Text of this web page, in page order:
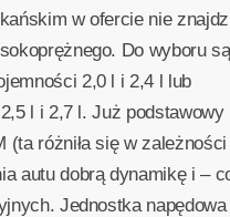
w ofercie nie
Do wyboru
2,0 l i 2,4 l lub
l i 2,7 l. Już podstawowy
(ta różniła się w
autu dobrą dynamikę i –
Jednostka napędowa